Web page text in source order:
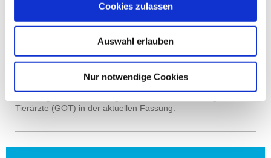
Cookies zulassen
Auswahl erlauben
Nur notwendige Cookies
GEBÜHREN
Wir bitten grundsätzlich um die Begleichung unserer Gebühren
im Anschluss an jede Behandlung. Wir akzeptieren Barzahlung
Tierärzte (GOT) in der aktuellen Fassung.